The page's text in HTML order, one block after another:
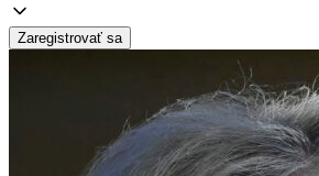
Zaregistrovať sa